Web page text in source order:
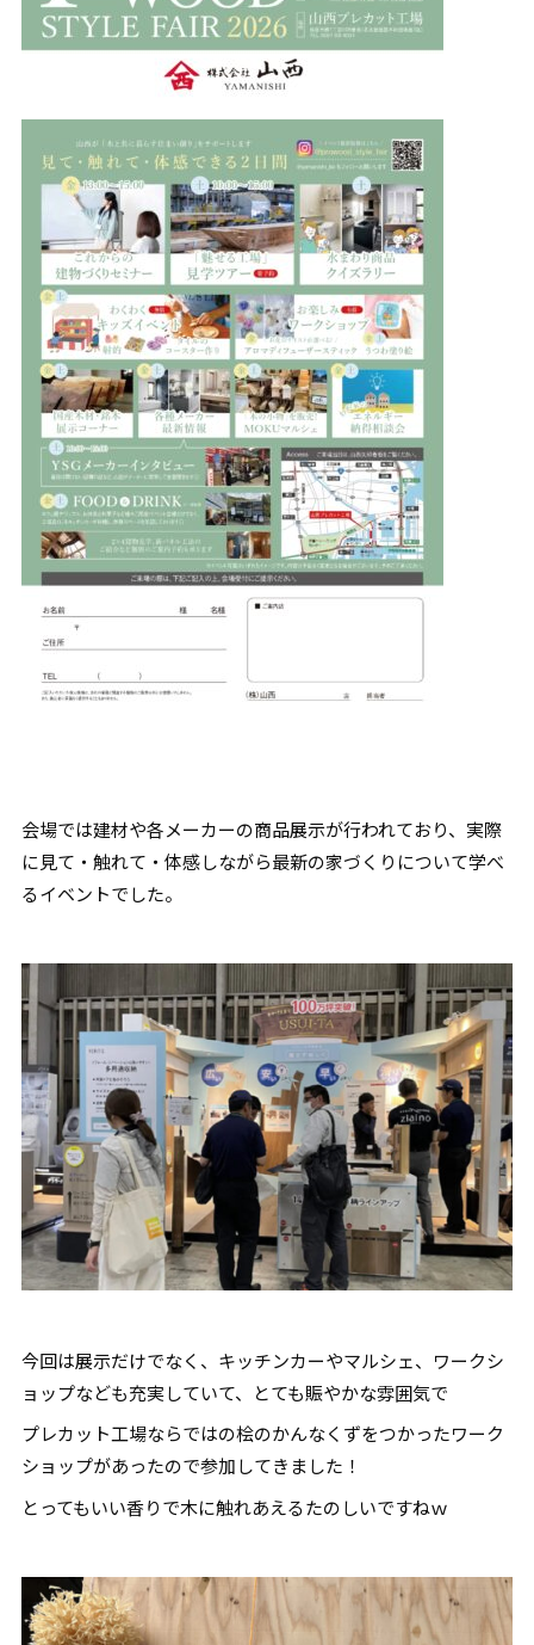
会場では建材や各メーカーの商品展示が行われており、実際
に見て・触れて・体感しながら最新の家づくりについて学べ
るイベントでした。
今回は展示だけでなく、キッチンカーやマルシェ、ワークシ
ョップなども充実していて、とても賑やかな雰囲気で
プレカット工場ならではの桧のかんなくずをつかったワーク
ショップがあったので参加してきました！
とってもいい香りで木に触れあえるたのしいですねｗ